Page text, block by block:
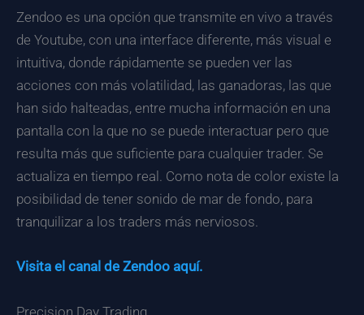
Zendoo es una opción que transmite en vivo a través
de Youtube, con una interface diferente, más visual e
intuitiva, donde rápidamente se pueden ver las
acciones con más volatilidad, las ganadoras, las que
han sido halteadas, entre mucha información en una
pantalla con la que no se puede interactuar pero que
resulta más que suficiente para cualquier trader. Se
actualiza en tiempo real. Como nota de color existe la
posibilidad de tener sonido de mar de fondo, para
tranquilizar a los traders más nerviosos.
Visita el canal de Zendoo aquí.
Precision Day Trading